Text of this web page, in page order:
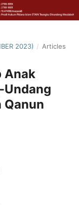
2023) / Articles
Anak
Undang
Qanun